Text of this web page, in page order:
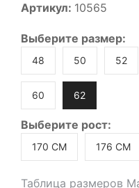
Артикул: 10565
Выберите размер:
48 50 52
60 62
Выберите рост:
170 СМ 176 СМ
Таблица размеров